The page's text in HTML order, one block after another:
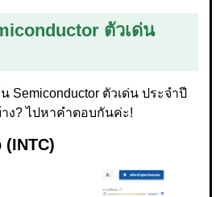
ตัวเด่น
Semiconductor ตัวเด่น ประจำปี
ง? ไปหาคำตอบกันค่ะ!